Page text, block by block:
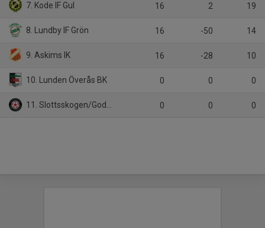
7. Kode IF Gul 16 2 19
8. Lundby IF Grön 16 -50 14
9. Askims IK 16 -28 10
10. Lunden Överås BK 0 0 0
11. Slottsskogen/Godhem IF Röd 0 0 0